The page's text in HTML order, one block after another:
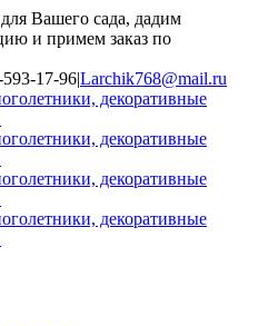
Вашего сада, дадим
и примем заказ по
17-96|Larchik768@mail.ru